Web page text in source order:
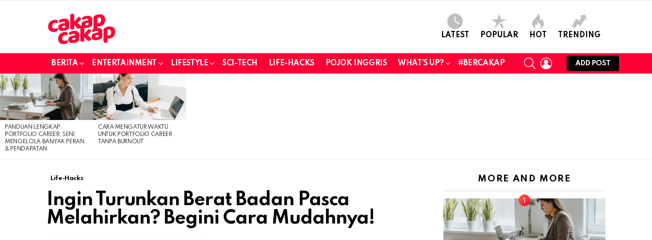
LATEST POPULAR HOT TRENDING
BERITA ENTERTAINMENT LIFESTYLE SCI-TECH LIFE-HACKS POJOK INGGRIS WHAT’S UP? #BERCAKAP
SEARCHLOGIN
ADD POST
LATEST
STORIES
PANDUAN LENGKAP
PORTFOLIO CAREER: SENI
MENGELOLA BANYAK PERAN
& PENDAPATAN
CARA MENGATUR WAKTU
UNTUK PORTFOLIO CAREER
TANPA BURNOUT
Life-Hacks
Ingin Turunkan Berat Badan Pasca
Melahirkan? Begini Cara Mudahnya!
MORE AND MORE